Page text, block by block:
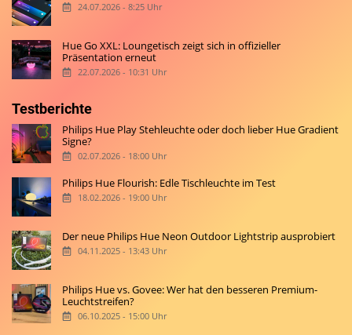
24.07.2026 - 8:25 Uhr
Hue Go XXL: Loungetisch zeigt sich in offizieller
Präsentation erneut
22.07.2026 - 10:31 Uhr
Testberichte
Philips Hue Play Stehleuchte oder doch lieber Hue Gradient
Signe?
02.07.2026 - 18:00 Uhr
Philips Hue Flourish: Edle Tischleuchte im Test
18.02.2026 - 19:00 Uhr
Der neue Philips Hue Neon Outdoor Lightstrip ausprobiert
04.11.2025 - 13:43 Uhr
Philips Hue vs. Govee: Wer hat den besseren Premium-
Leuchtstreifen?
06.10.2025 - 15:00 Uhr